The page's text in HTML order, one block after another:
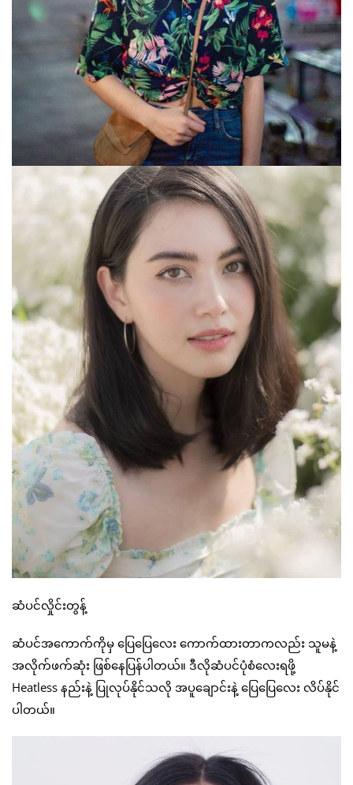
ဆံပင်လှိုင်းတွန့်
ဆံပင်အကောက်ကိုမှ ပြေပြေလေး ကောက်ထားတာကလည်း သူမနဲ့
အလိုက်ဖက်ဆုံး ဖြစ်နေပြန်ပါတယ်။ ဒီလိုဆံပင်ပုံစံလေးရဖို့
Heatless နည်းနဲ့ ပြုလုပ်နိုင်သလို အပူချောင်းနဲ့ ပြေပြေလေး လိပ်နိုင်
ပါတယ်။